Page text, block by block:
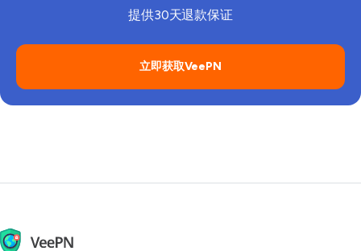
提供30天退款保证
立即获取VeePN